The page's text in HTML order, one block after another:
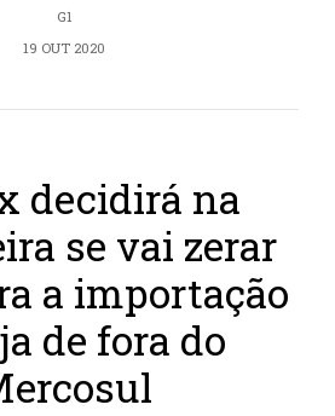
G1
19 OUT 2020
decidirá na
se vai zerar
a importação
de fora do